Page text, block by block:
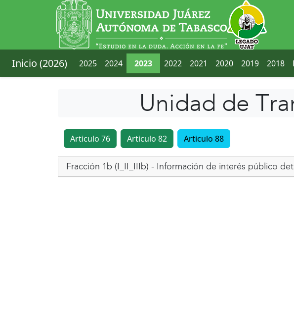
Inicio (2026) 2025 2024 2023 2022 2021 2020 2019 2018
Unidad de
Articulo 76 Articulo 82 Articulo 88
Fracción 1b (I_II_IIIb) - Información de interés público